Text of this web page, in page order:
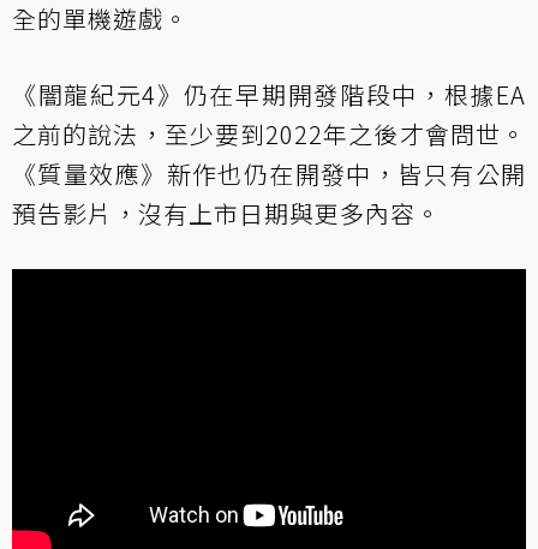
全的單機遊戲。
《闇龍紀元4》仍在早期開發階段中，根據EA
之前的說法，至少要到2022年之後才會問世。
《質量效應》新作也仍在開發中，皆只有公開
預告影片，沒有上市日期與更多內容。